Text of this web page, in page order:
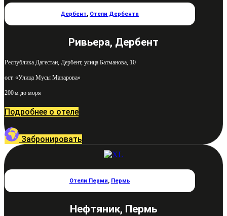
Дербент, Отели Дербента
Ривьера, Дербент
Республика Дагестан, Дербент, улица Батманова, 10
ост. «Улица Мусы Манарова»
200 м до моря
Подробнее о отеле
Забронировать
Отели Перми, Пермь
Нефтяник, Пермь